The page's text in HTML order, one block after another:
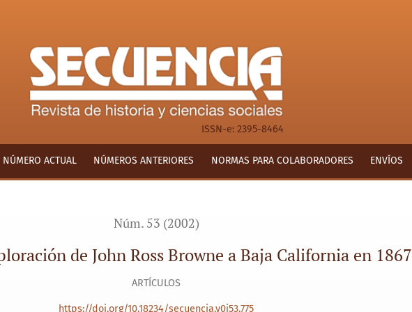
California en 1867
ISSN-e: 2395-8464
NÚMERO ACTUAL NÚMEROS ANTERIORES NORMAS PARA COLABORADORES ENVÍOS
Núm. 53 (2002)
de John Ross Browne a Baja California en 1867
ARTÍCULOS
https://doi.org/10.18234/secuencia.v0i53.775